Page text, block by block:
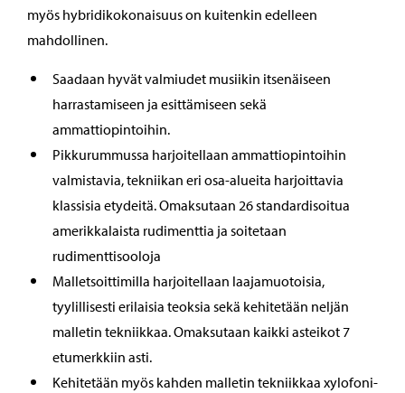
myös hybridikokonaisuus on kuitenkin edelleen
mahdollinen.
Saadaan hyvät valmiudet musiikin itsenäiseen
harrastamiseen ja esittämiseen sekä
ammattiopintoihin.
Pikkurummussa harjoitellaan ammattiopintoihin
valmistavia, tekniikan eri osa-alueita harjoittavia
klassisia etydeitä. Omaksutaan 26 standardisoitua
amerikkalaista rudimenttia ja soitetaan
rudimenttisooloja
Malletsoittimilla harjoitellaan laajamuotoisia,
tyylillisesti erilaisia teoksia sekä kehitetään neljän
malletin tekniikkaa. Omaksutaan kaikki asteikot 7
etumerkkiin asti.
Kehitetään myös kahden malletin tekniikkaa xylofoni-